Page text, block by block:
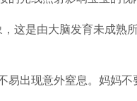
这是由大脑发育未成熟
易出现意外窒息。妈妈